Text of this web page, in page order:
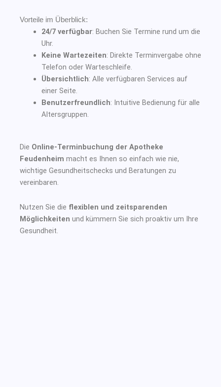
Vorteile im Überblick:
24/7 verfügbar: Buchen Sie Termine rund um die
Uhr.
Keine Wartezeiten: Direkte Terminvergabe ohne
Telefon oder Warteschleife.
Übersichtlich: Alle verfügbaren Services auf
einer Seite.
Benutzerfreundlich: Intuitive Bedienung für alle
Altersgruppen.
Die Online-Terminbuchung der Apotheke
Feudenheim macht es Ihnen so einfach wie nie,
wichtige Gesundheitschecks und Beratungen zu
vereinbaren.
Nutzen Sie die flexiblen und zeitsparenden
Möglichkeiten und kümmern Sie sich proaktiv um Ihre
Gesundheit.